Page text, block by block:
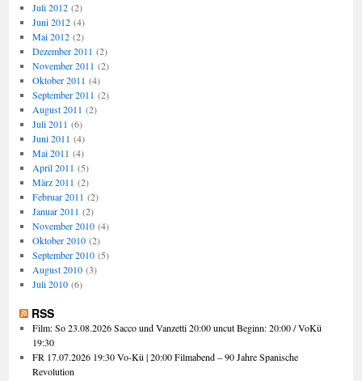
Juli 2012(2)
Juni 2012(4)
Mai 2012(2)
Dezember 2011 (2)
November 2011 (2)
Oktober 2011 (4)
September 2011 (2)
August 2011 (2)
Juli 2011 (6)
Juni 2011 (4)
Mai 2011 (4)
April 2011 (5)
März 2011 (2)
Februar 2011 (2)
Januar 2011 (2)
November 2010(4)
Oktober 2010(2)
September 2010(5)
August 2010(3)
Juli 2010(6)
RSS
Film: So 23.08.2026 Sacco und Vanzetti 20:00 uncut Beginn: 20:00 / VoKü
19:30
FR 17.07.2026 19:30 Vo-Kü | 20:00 Filmabend – 90 Jahre Spanische
Revolution